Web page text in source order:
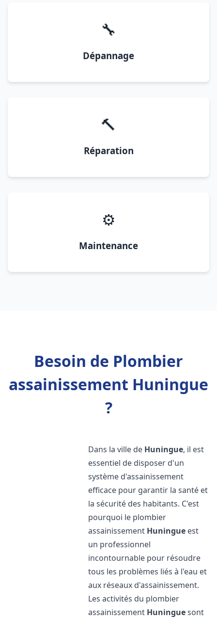
🔧
Dépannage
🔨
Réparation
⚙️
Maintenance
Besoin de Plombier
assainissement Huningue
?
Dans la ville de Huningue, il est
essentiel de disposer d'un
système d'assainissement
efficace pour garantir la santé et
la sécurité des habitants. C'est
pourquoi le plombier
assainissement Huningue est
un professionnel
incontournable pour résoudre
tous les problèmes liés à l'eau et
aux réseaux d'assainissement.
Les activités du plombier
assainissement Huninguesont